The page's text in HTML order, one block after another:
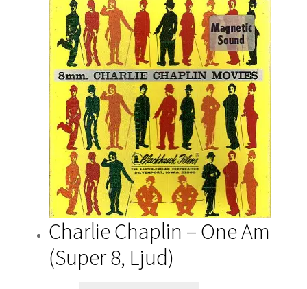
Charlie Chaplin – One Am
(Super 8, Ljud)